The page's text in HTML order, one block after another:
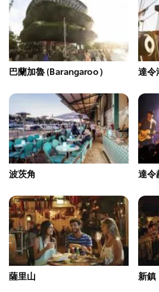
巴蘭加魯 (Barangaroo） 達令
波茨角 達令
薩里山 新鎮